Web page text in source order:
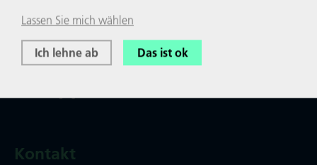
Kontakt
Lassen Sie mich wählen
Ich lehne ab Das ist ok